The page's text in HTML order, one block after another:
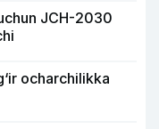
JCH-2030
ocharchilikka